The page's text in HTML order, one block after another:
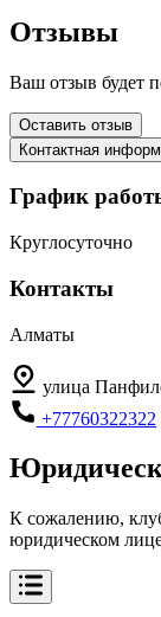
Отзывы
Ваш отзыв будет
Оставить отзыв
Контактная
График
Круглосуточно
Контакты
Алматы
улица
+77760322322
К сожалению,
юридическом